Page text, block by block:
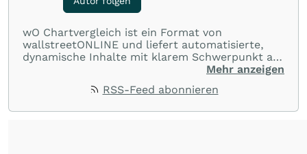
wO Chartvergleich ist ein Format von
wallstreetONLINE und liefert automatisierte,
dynamische Inhalte mit klarem Schwerpunkt auf
Charts und Performance-Vergleiche. Im Fokus
Kursverläufe einer breiten Auswahl an Aktien
Mehr anzeigen
RSS-Feed abonnieren